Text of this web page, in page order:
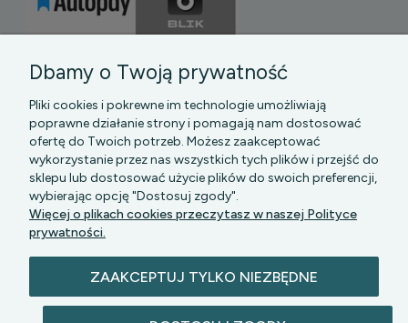
PGK MAZOWSZE SP Z O.O.|| Bartycka 24-210B,
00-716 WARSZAWA, woj. mazowieckie || NIP:
Dbamy o Twoją prywatność
Pliki cookies i pokrewne im technologie umożliwiają
poprawne działanie strony i pomagają nam dostosować
ofertę do Twoich potrzeb. Możesz zaakceptować
wykorzystanie przez nas wszystkich tych plików i przejść do
sklepu lub dostosować użycie plików do swoich preferencji,
wybierając opcję "Dostosuj zgody".
Więcej o plikach cookies przeczytasz w naszej Polityce
prywatności.
ZAAKCEPTUJ TYLKO NIEZBĘDNE